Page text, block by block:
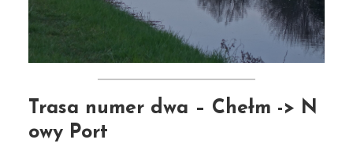
Trasa numer dwa – Chełm -> N
owy Port